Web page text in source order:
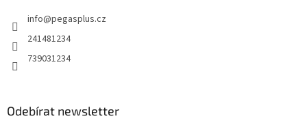
info@pegasplus.cz
241481234
739031234
Odebírat newsletter